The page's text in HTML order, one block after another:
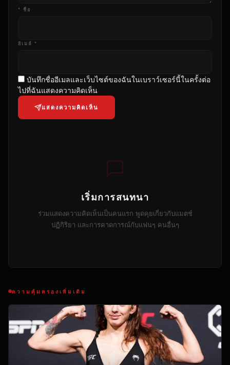
* ชื่อ
อีเมล์ *
บันทึกชื่ออีเมลและเว็บไซต์ของฉันในเบราว์เซอร์นี้ในครั้งต่อ
ไปที่ฉันแสดงความคิดเห็น
แสดงความคิดเห็น
เริ่มการสนทนา
ร่วมแสดงความคิดเห็นเป็นคนแรก พูดคุยเกี่ยวกับแมตช์
ปฏิกิริยา และการคาดการณ์กับแฟนๆ คนอื่นๆ
ความคุ้มครองเพิ่มเติม